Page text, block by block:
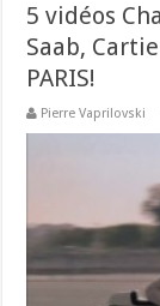
5 vidéos
Saab,
PARIS!
Pierre Vaprilovski